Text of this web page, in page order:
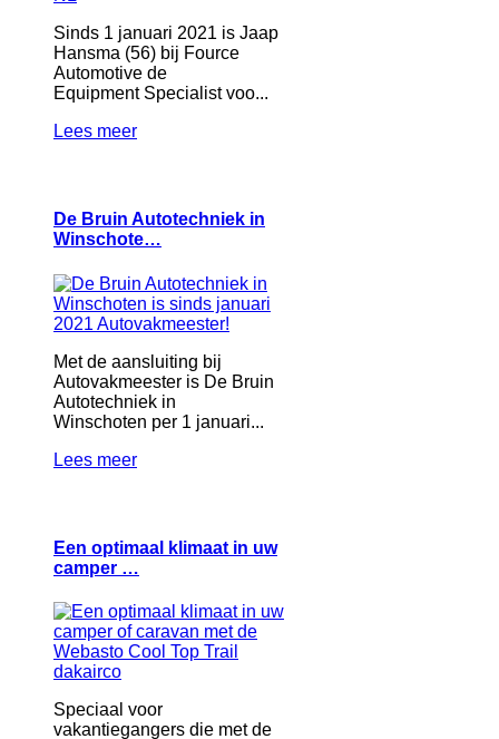
Sinds 1 januari 2021 is Jaap
Hansma (56) bij Fource
Automotive de
Equipment Specialist voo...
Lees meer
De Bruin Autotechniek in
Winschote…
Met de aansluiting bij
Autovakmeester is De Bruin
Autotechniek in
Winschoten per 1 januari...
Lees meer
Een optimaal klimaat in uw
camper …
Speciaal voor
vakantiegangers die met de